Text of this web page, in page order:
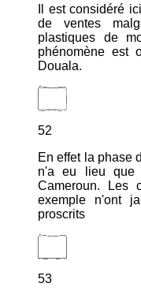
Il est considéré
de ventes
plastiques de
phénomène est
Douala.
52
En effet la phase
n'a eu lieu que
Cameroun. Les
exemple n'ont
proscrits
53